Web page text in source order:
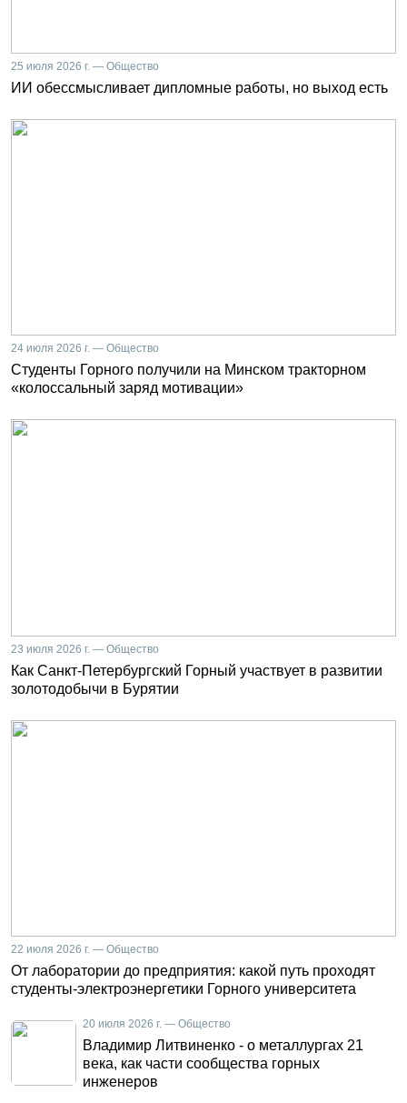
25 июля 2026 г. — Общество
ИИ обессмысливает дипломные работы, но выход есть
24 июля 2026 г. — Общество
Студенты Горного получили на Минском тракторном
«колоссальный заряд мотивации»
23 июля 2026 г. — Общество
Как Санкт-Петербургский Горный участвует в развитии
золотодобычи в Бурятии
22 июля 2026 г. — Общество
От лаборатории до предприятия: какой путь проходят
студенты-электроэнергетики Горного университета
20 июля 2026 г. — Общество
Владимир Литвиненко - о металлургах 21
века, как части сообщества горных
инженеров